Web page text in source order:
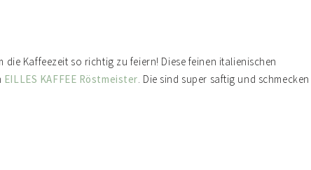
die Kaffeezeit so richtig zu feiern! Diese feinen italienischen
EILLES KAFFEE Röstmeister. Die sind super saftig und schmecken